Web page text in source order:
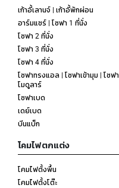
เก้าอี้เลานจ์ | เก้าอี้พักผ่อน
อาร์มแชร์ | โซฟา 1 ที่นั่ง
โซฟา 2 ที่นั่ง
โซฟา 3 ที่นั่ง
โซฟา 4 ที่นั่ง
โซฟาทรงแอล | โซฟาเข้ามุม | โซฟา
โมดูลาร์
โซฟาเบด
เดย์เบด
บีนแบ็ก
โคมไฟตกแต่ง
โคมไฟตั้งพื้น
โคมไฟตั้งโต๊ะ